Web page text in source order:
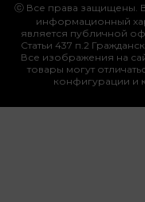
ⓒ Все права защищены.
информационный
является публичной
Статьи 437 п.2
Все изображения на
товары могут
конфигурации и